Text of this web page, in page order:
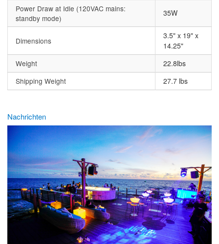
Power Draw at Idle (120VAC mains:
standby mode)
35W
Dimensions
3.5" x 19" x
14.25"
Weight
22.8lbs
Shipping Weight
27.7 lbs
Nachrichten